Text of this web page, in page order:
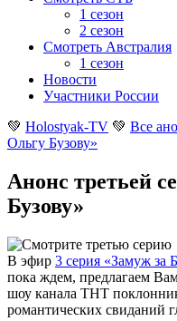
1 сезон
2 сезон
Смотреть Австралия
1 сезон
Новости
Участники России
💚 Holostyak-TV 💚 Все
Ольгу Бузову»
Анонс третьей
Бузову»
В эфир 3 серия «Замуж за
пока ждем, предлагаем
шоу канала ТНТ
романтических свиданий